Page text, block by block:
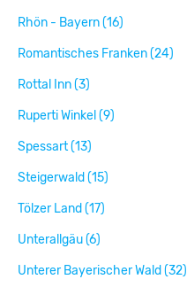
Rhön - Bayern (16)
Romantisches Franken (24)
Rottal Inn (3)
Ruperti Winkel (9)
Spessart (13)
Steigerwald (15)
Tölzer Land (17)
Unterallgäu (6)
Unterer Bayerischer Wald (32)